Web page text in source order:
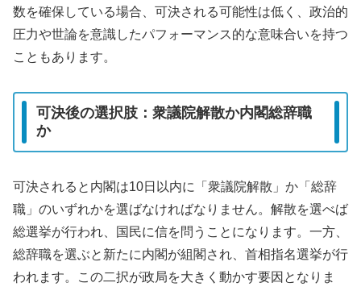
数を確保している場合、可決される可能性は低く、政治的
圧力や世論を意識したパフォーマンス的な意味合いを持つ
こともあります。
可決後の選択肢：衆議院解散か内閣総辞職
か
可決されると内閣は10日以内に「衆議院解散」か「総辞
職」のいずれかを選ばなければなりません。解散を選べば
総選挙が行われ、国民に信を問うことになります。一方、
総辞職を選ぶと新たに内閣が組閣され、首相指名選挙が行
われます。この二択が政局を大きく動かす要因となりま